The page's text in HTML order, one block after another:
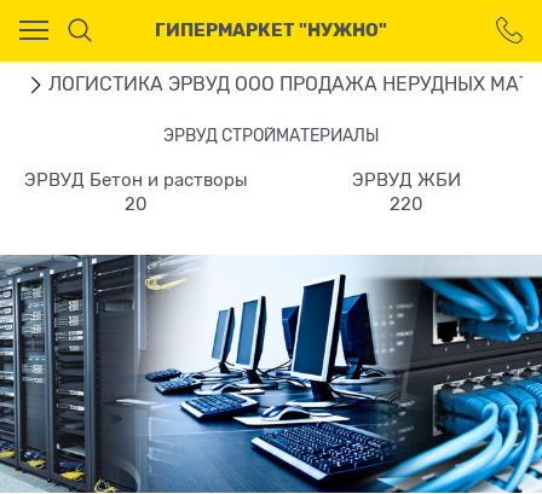
ГИПЕРМАРКЕТ "НУЖНО"
ЛОГИСТИКА ЭРВУД ООО ПРОДАЖА НЕРУДНЫХ
ЭРВУД СТРОЙМАТЕРИАЛЫ
ЭРВУД Бетон и растворы
20
ЭРВУД ЖБИ
220
Ваш город - Москва,
угадали?
ДА НЕТ